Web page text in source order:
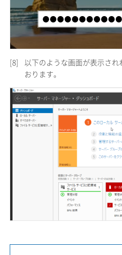
[8]
以下のような画面が表示さ
おります。